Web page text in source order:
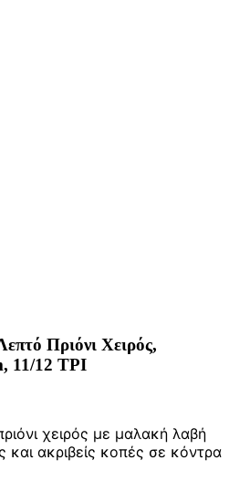
Πριόνι Χειρός,
11/12 TPI
χειρός με μαλακή λαβή
και ακριβείς κοπές σε κόντρα